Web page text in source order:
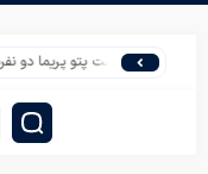
قیمت پتو پریما دو نفره